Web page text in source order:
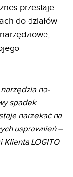
przestaje
do działów
no-
spadek
narzekać na
usprawnień–
Klienta LOGITO